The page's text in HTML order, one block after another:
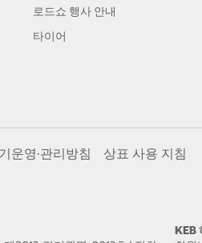
로드쇼 행사 안내
타이어
운영·관리방침 상표 사용 지침
KEB